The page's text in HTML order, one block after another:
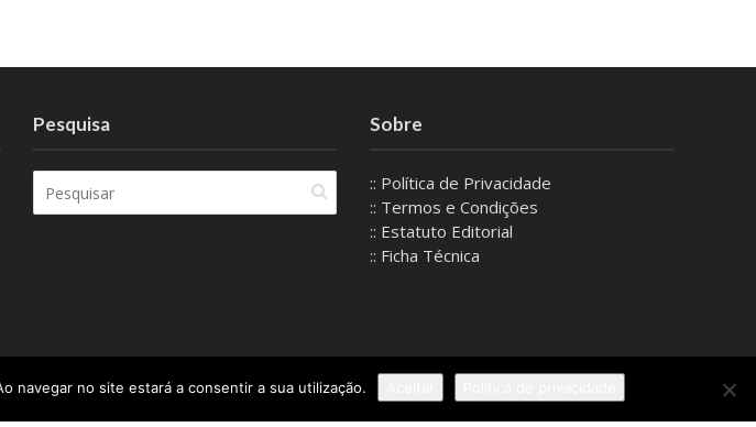
Pesquisa Sobre
:: Política de Privacidade
:: Termos e Condições
:: Estatuto Editorial
:: Ficha Técnica
navegar no site estará a consentir a sua utilização.